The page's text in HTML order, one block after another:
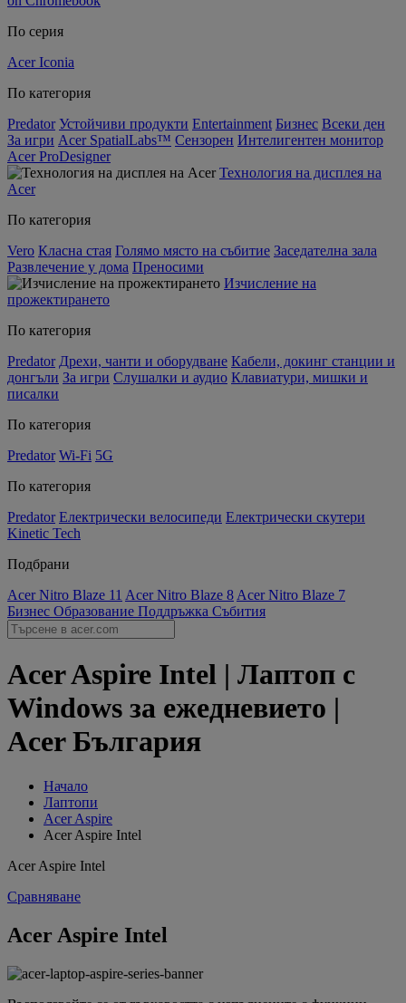
По серия
Acer Iconia
По категория
Predator Устойчиви продукти Entertainment Бизнес Всеки ден
За игри Acer SpatialLabs™ Сензорен Интелигентен монитор
Acer ProDesigner
Технология на дисплея на
Acer
По категория
Vero Класна стая Голямо място на събитие Заседателна зала
Развлечение у дома Преносими
Изчисление на
прожектирането
По категория
Predator Дрехи, чанти и оборудване Кабели, докинг станции и
донгъли За игри Слушалки и аудио Клавиатури, мишки и
писалки
По категория
Predator Wi-Fi 5G
По категория
Predator Електрически велосипеди Електрически скутери
Kinetic Tech
Подбрани
Acer Nitro Blaze 11 Acer Nitro Blaze 8 Acer Nitro Blaze 7
Бизнес Образование Поддръжка Събития
Acer Aspire Intel | Лаптоп с
Windows за ежедневието |
Acer България
Начало
Лаптопи
Acer Aspire
Acer Aspire Intel
Acer Aspire Intel
Сравняване
Acer Aspire Intel